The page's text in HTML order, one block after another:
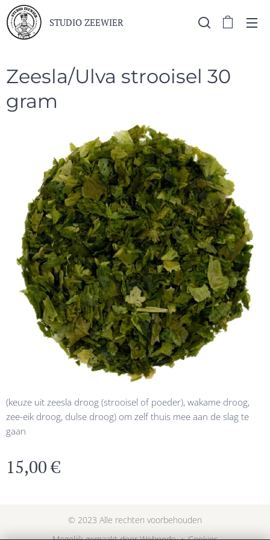
STUDIO ZEEWIER
Zeesla/Ulva strooisel 30
gram
(keuze uit zeesla droog (strooisel of poeder), wakame droog,
zee-eik droog, dulse droog) om zelf thuis mee aan de slag te
gaan
15,00€
© 2023 Alle rechten voorbehouden